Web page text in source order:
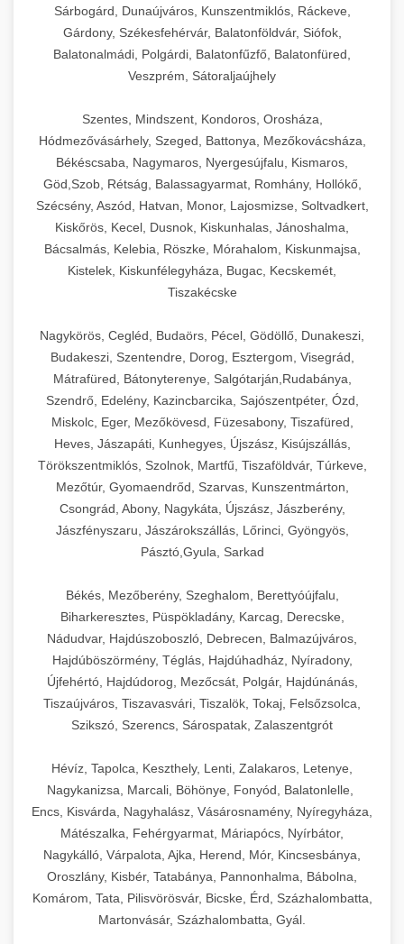
Sárbogárd, Dunaújváros, Kunszentmiklós, Ráckeve,
Gárdony, Székesfehérvár, Balatonföldvár, Siófok,
Balatonalmádi, Polgárdi, Balatonfűzfő, Balatonfüred,
Veszprém, Sátoraljaújhely
Szentes, Mindszent, Kondoros, Orosháza,
Hódmezővásárhely, Szeged, Battonya, Mezőkovácsháza,
Békéscsaba, Nagymaros, Nyergesújfalu, Kismaros,
Göd,Szob, Rétság, Balassagyarmat, Romhány, Hollókő,
Szécsény, Aszód, Hatvan, Monor, Lajosmizse, Soltvadkert,
Kiskőrös, Kecel, Dusnok, Kiskunhalas, Jánoshalma,
Bácsalmás, Kelebia, Röszke, Mórahalom, Kiskunmajsa,
Kistelek, Kiskunfélegyháza, Bugac, Kecskemét,
Tiszakécske
Nagykörös, Cegléd, Budaörs, Pécel, Gödöllő, Dunakeszi,
Budakeszi, Szentendre, Dorog, Esztergom, Visegrád,
Mátrafüred, Bátonyterenye, Salgótarján,Rudabánya,
Szendrő, Edelény, Kazincbarcika, Sajószentpéter, Ózd,
Miskolc, Eger, Mezőkövesd, Füzesabony, Tiszafüred,
Heves, Jászapáti, Kunhegyes, Újszász, Kisújszállás,
Törökszentmiklós, Szolnok, Martfű, Tiszaföldvár, Túrkeve,
Mezőtúr, Gyomaendrőd, Szarvas, Kunszentmárton,
Csongrád, Abony, Nagykáta, Újszász, Jászberény,
Jászfényszaru, Jászárokszállás, Lőrinci, Gyöngyös,
Pásztó,Gyula, Sarkad
Békés, Mezőberény, Szeghalom, Berettyóújfalu,
Biharkeresztes, Püspökladány, Karcag, Derecske,
Nádudvar, Hajdúszoboszló, Debrecen, Balmazújváros,
Hajdúböszörmény, Téglás, Hajdúhadház, Nyíradony,
Újfehértó, Hajdúdorog, Mezőcsát, Polgár, Hajdúnánás,
Tiszaújváros, Tiszavasvári, Tiszalök, Tokaj, Felsőzsolca,
Szikszó, Szerencs, Sárospatak, Zalaszentgrót
Hévíz, Tapolca, Keszthely, Lenti, Zalakaros, Letenye,
Nagykanizsa, Marcali, Böhönye, Fonyód, Balatonlelle,
Encs, Kisvárda, Nagyhalász, Vásárosnamény, Nyíregyháza,
Mátészalka, Fehérgyarmat, Máriapócs, Nyírbátor,
Nagykálló, Várpalota, Ajka, Herend, Mór, Kincsesbánya,
Oroszlány, Kisbér, Tatabánya, Pannonhalma, Bábolna,
Komárom, Tata, Pilisvörösvár, Bicske, Érd, Százhalombatta,
Martonvásár, Százhalombatta, Gyál.